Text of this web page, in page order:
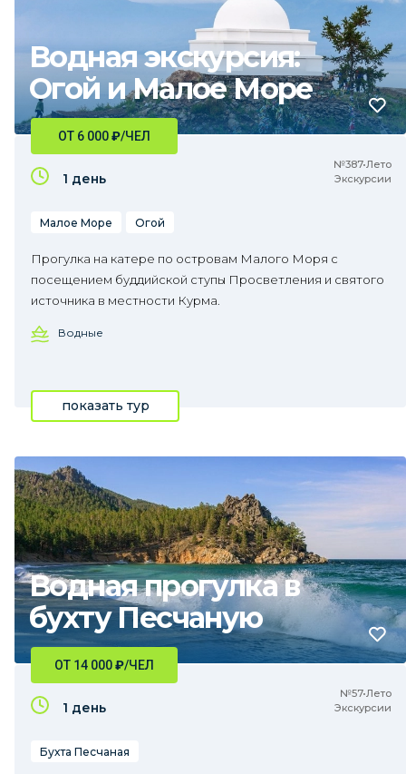
Водная экскурсия:
Огой и Малое Море
№387•Лето
Экскурсии
ОТ 6 000₽/ЧЕЛ
1 день
Малое Море Огой
Прогулка на катере по островам Малого Моря с
посещением буддийской ступы Просветления и святого
источника в местности Курма.
Водные
показать тур
Водная прогулка в
бухту Песчаную
№57•Лето
Экскурсии
ОТ 14 000₽/ЧЕЛ
1 день
Бухта Песчаная